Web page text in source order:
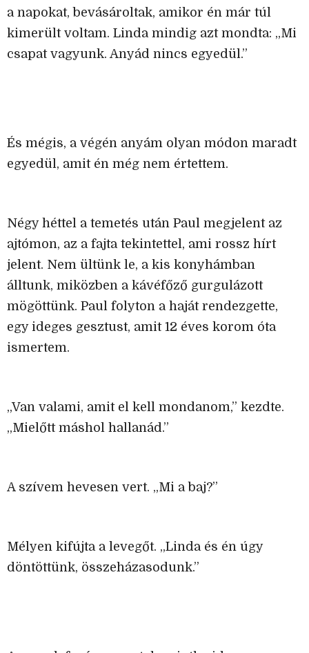
a napokat, bevásároltak, amikor én már túl
kimerült voltam. Linda mindig azt mondta: „Mi
csapat vagyunk. Anyád nincs egyedül.”
És mégis, a végén anyám olyan módon maradt
egyedül, amit én még nem értettem.
Négy héttel a temetés után Paul megjelent az
ajtómon, az a fajta tekintettel, ami rossz hírt
jelent. Nem ültünk le, a kis konyhámban
álltunk, miközben a kávéfőző gurgulázott
mögöttünk. Paul folyton a haját rendezgette,
egy ideges gesztust, amit 12 éves korom óta
ismertem.
„Van valami, amit el kell mondanom,” kezdte.
„Mielőtt máshol hallanád.”
A szívem hevesen vert. „Mi a baj?”
Mélyen kifújta a levegőt. „Linda és én úgy
döntöttünk, összeházasodunk.”